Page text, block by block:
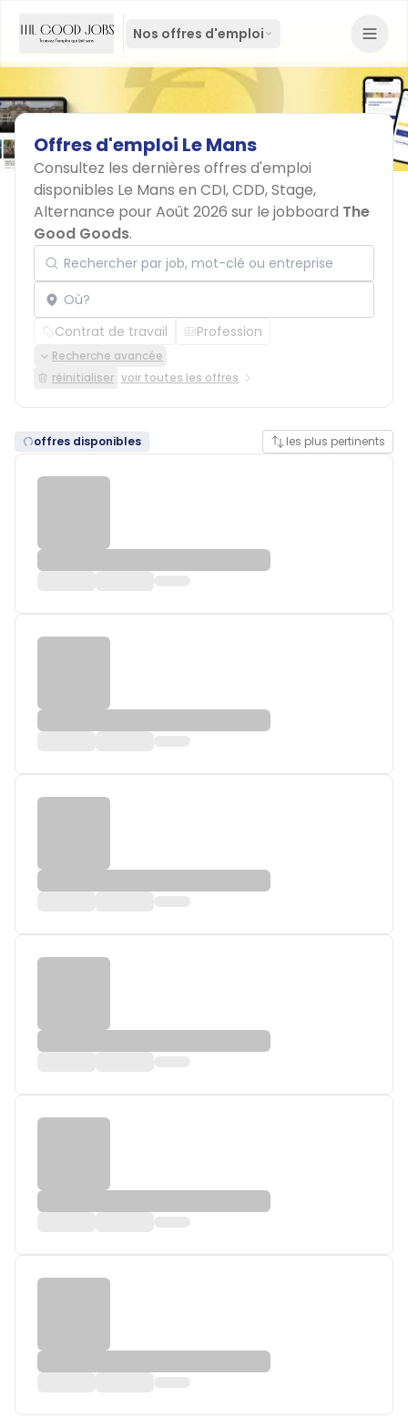
Nos offres d'emploi
Offresd'emploi LeMans
Consultez les dernières offres d'emploi
disponibles Le Mans en CDI, CDD, Stage,
Alternance pour Août 2026 sur le jobboard The
Good Goods.
Rechercher par job, mot-clé ou entreprise
Localisation
Contrat de travail Profession
Recherche avancée
réinitialiser voir toutes les offres
offres disponibles les plus pertinents